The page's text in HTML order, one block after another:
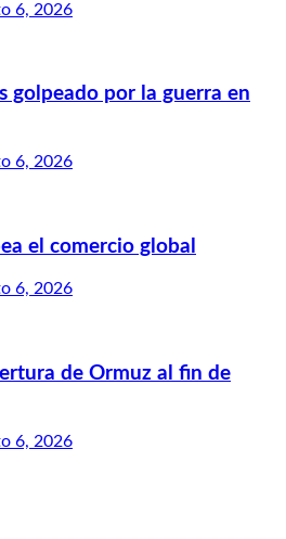
6, 2026
golpeado por la guerra en
6, 2026
el comercio global
6, 2026
de Ormuz al fin de
6, 2026